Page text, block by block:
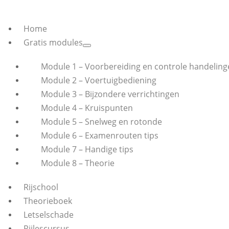
Home
Gratis modules
Module 1 – Voorbereiding en controle
Module 2 – Voertuigbediening
Module 3 – Bijzondere verrichtingen
Module 4 – Kruispunten
Module 5 – Snelweg en rotonde
Module 6 – Examenrouten tips
Module 7 – Handige tips
Module 8 – Theorie
Rijschool
Theorieboek
Letselschade